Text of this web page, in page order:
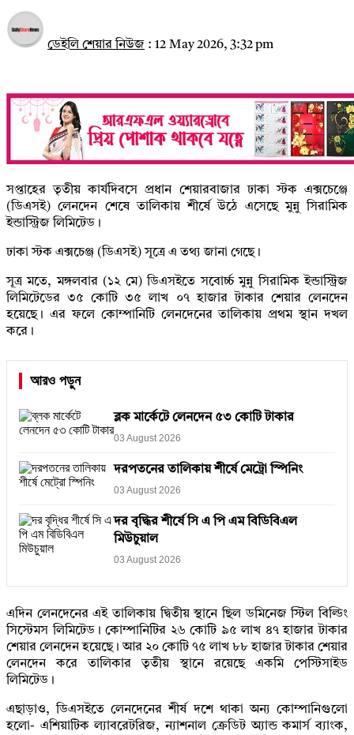
ডেইলি শেয়ার নিউজ : 12 May 2026, 3:32 pm
সপ্তাহের তৃতীয় কার্যদিবসে প্রধান শেয়ারবাজার ঢাকা স্টক এক্সচেঞ্জে
(ডিএসই) লেনদেন শেষে তালিকায় শীর্ষে উঠে এসেছে মুন্নু সিরামিক
ইন্ডাস্ট্রিজ লিমিটেড।
ঢাকা স্টক এক্সচেঞ্জ (ডিএসই) সূত্রে এ তথ্য জানা গেছে।
সূত্র মতে, মঙ্গলবার (১২ মে) ডিএসইতে সবোর্চ্চ মুন্নু সিরামিক ইন্ডাস্ট্রিজ
লিমিটেডের ৩৫ কোটি ৩৫ লাখ ০৭ হাজার টাকার শেয়ার লেনদেন
হয়েছে। এর ফলে কোম্পানিটি লেনদেনের তালিকায় প্রথম স্থান দখল
করে।
আরও পড়ুন
ব্লক মার্কেটে লেনদেন ৫৩ কোটি টাকার
03 August 2026
দরপতনের তালিকায় শীর্ষে মেট্রো স্পিনিং
03 August 2026
দর বৃদ্ধির শীর্ষে সি এ পি এম বিডিবিএল
মিউচুয়াল
03 August 2026
এদিন লেনদেনের এই তালিকায় দ্বিতীয় স্থানে ছিল ডমিনেজ স্টিল বিল্ডিং
সিস্টেমস লিমিটেড। কোম্পানিটির ২৬ কোটি ৯৫ লাখ ৪৭ হাজার টাকার
শেয়ার লেনদেন হয়েছে। আর ২০ কোটি ৭৫ লাখ ৮৮ হাজার টাকার শেয়ার
লেনদেন করে তালিকার তৃতীয় স্থানে রয়েছে একমি পেস্টিসাইড
লিমিটেড।
এছাড়াও, ডিএসইতে লেনদেনের শীর্ষ দশে থাকা অন্য কোম্পানিগুলো
হলো- এশিয়াটিক ল্যাবরেটরিজ, ন্যাশনাল ক্রেডিট অ্যান্ড কমার্স ব্যাংক,